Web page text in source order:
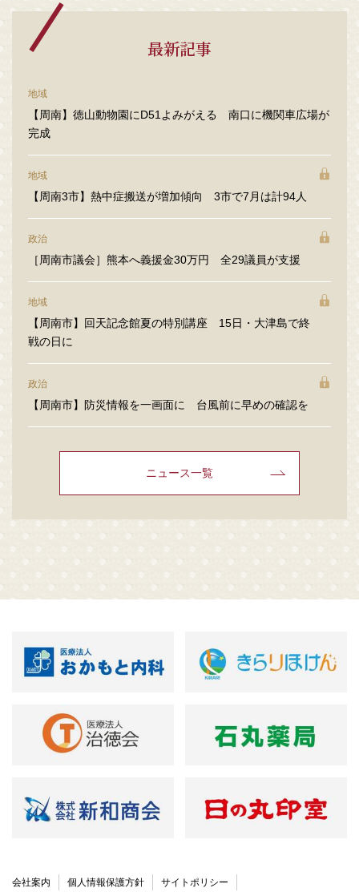
最新記事
地域
【周南】徳山動物園にD51よみがえる 南口に機関車広場が
完成
地域
【周南3市】熱中症搬送が増加傾向 3市で7月は計94人
政治
［周南市議会］熊本へ義援金30万円 全29議員が支援
地域
【周南市】回天記念館夏の特別講座 15日・大津島で終
戦の日に
政治
【周南市】防災情報を一画面に 台風前に早めの確認を
ニュース一覧
会社案内 個人情報保護方針 サイトポリシー